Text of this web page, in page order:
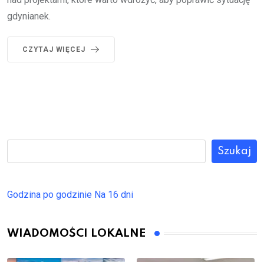
gdynianek.
CZYTAJ WIĘCEJ
Szukaj
Godzina po godzinie Na 16 dni
WIADOMOŚCI LOKALNE